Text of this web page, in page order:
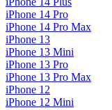
iPhone 14 Pro
iPhone 14 Pro Max
iPhone 13
iPhone 13 Mini
iPhone 13 Pro
iPhone 13 Pro Max
iPhone 12
iPhone 12 Mini